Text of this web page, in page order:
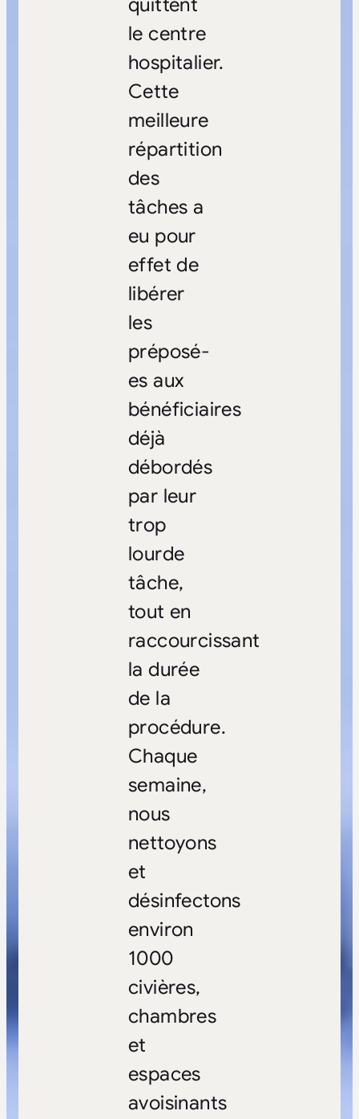
le centre
hospitalier.
Cette
meilleure
répartition
des
tâches a
eu pour
effet de
libérer
les
préposé-
es aux
bénéficiaires
déjà
débordés
par leur
trop
lourde
tâche,
tout en
raccourcissant
la durée
de la
procédure.
Chaque
semaine,
nous
nettoyons
et
désinfectons
environ
1000
civières,
chambres
et
espaces
avoisinants